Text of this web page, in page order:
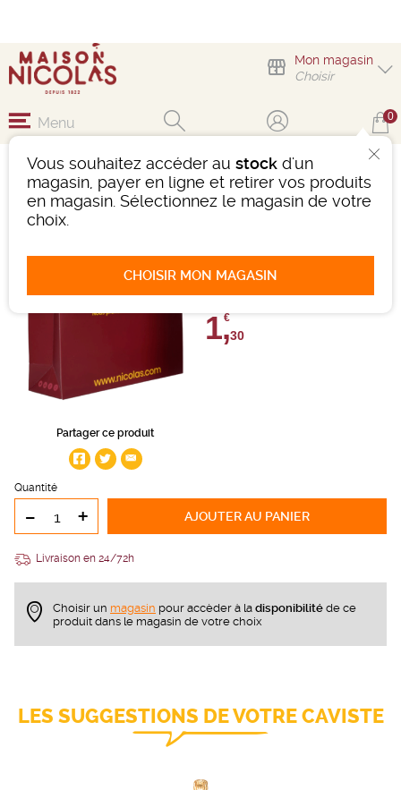
Mon magasin
Choisir
Vous souhaitez accéder au stock d'un
magasin, payer en ligne et retirer vos produits
en magasin. Sélectionnez le magasin de votre
choix.
CHOISIR MON MAGASIN
Menu 0
Partager ce produit
SAKEBOX 3
BOUTEILLES
0 avis
1,
€
30
Quantité
- + AJOUTERAU PANIER
Livraison en 24/72h
Choisir un magasin pour accèder à la disponibilité de ce
produit dans le magasin de votre choix
LES SUGGESTIONS DE VOTRE CAVISTE